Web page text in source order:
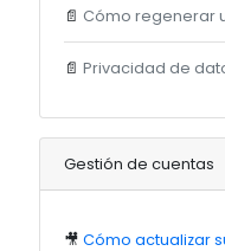
📄 Cómo regenerar
📄 Privacidad de
Gestión de cuentas
🎥 Cómo actualizar